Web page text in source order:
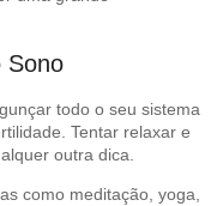
Sono
todo o seu sistema
Tentar relaxar e
outra dica.
como meditação, yoga,